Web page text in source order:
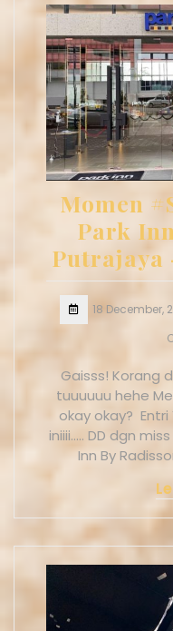
Momen
Park
Putrajaya
18 December,
Gaisss! Korang
tuuuuuu hehe
okay okay? Entri
iniiii..... DD dgn
Inn By